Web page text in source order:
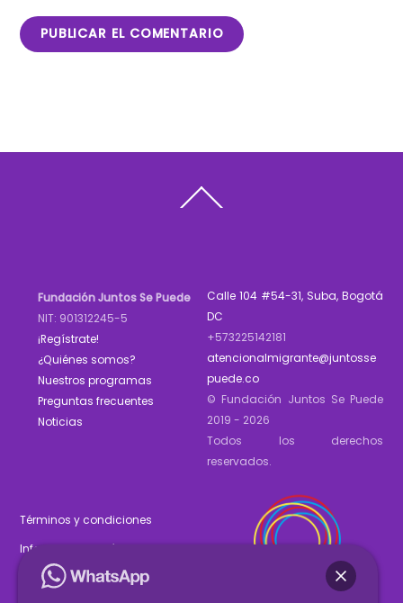
To
Fundación Juntos Se Puede
NIT: 901312245-5
¡Regístrate!
¿Quiénes somos?
Nuestros programas
Preguntas frecuentes
Noticias
Calle 104 #54-31, Suba, Bogotá
DC
+573225142181
atencionalmigrante@juntosse
puede.co
© Fundación Juntos Se Puede
2019 - 2026
Todos los derechos
reservados.
Términos y condiciones
Informe de gestión 2025
Estados financieros 2025